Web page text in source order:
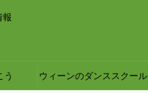
報
う ウィーンのダンススクール